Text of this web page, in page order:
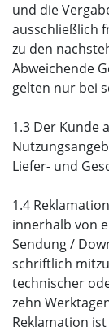
und die
ausschließlich
zu den
Abweichende
gelten nur bei
1.3 Der Kunde
Liefer- und
1.4
innerhalb von
Sendung /
schriftlich
technischer
zehn
Reklamation